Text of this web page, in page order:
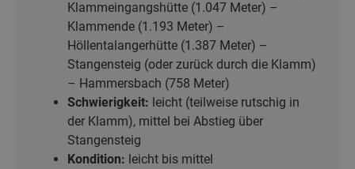
Klammeingangshütte (1.047 Meter) –
Klammende (1.193 Meter) –
Höllentalangerhütte (1.387 Meter) –
Stangensteig (oder zurück durch die Klamm)
– Hammersbach (758 Meter)
Schwierigkeit: leicht (teilweise rutschig in
der Klamm), mittel bei Abstieg über
Stangensteig
Kondition: leicht bis mittel